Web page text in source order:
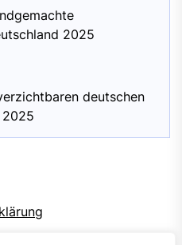
2025
deutschen
2025